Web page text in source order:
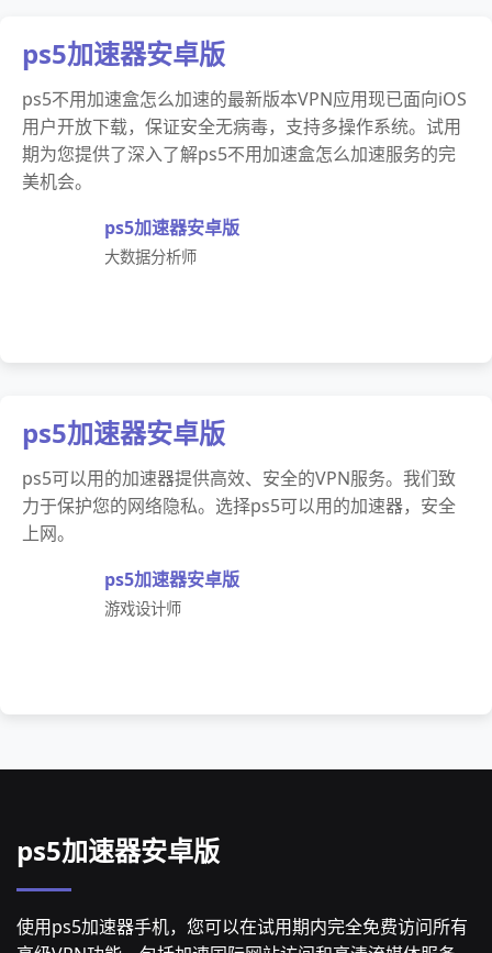
ps5加速器安卓版
ps5不用加速盒怎么加速的最新版本VPN应用现已面向iOS
用户开放下载，保证安全无病毒，支持多操作系统。试用
期为您提供了深入了解ps5不用加速盒怎么加速服务的完
美机会。
ps5加速器安卓版
大数据分析师
ps5加速器安卓版
ps5可以用的加速器提供高效、安全的VPN服务。我们致
力于保护您的网络隐私。选择ps5可以用的加速器，安全
上网。
ps5加速器安卓版
游戏设计师
ps5加速器安卓版
使用ps5加速器手机，您可以在试用期内完全免费访问所有